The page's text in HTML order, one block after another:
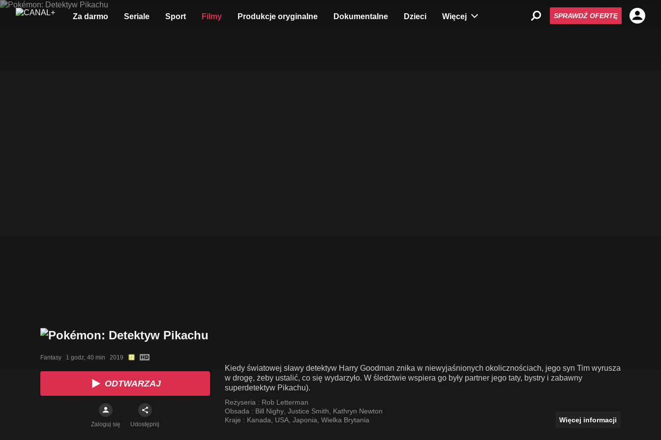
Za darmo Seriale Sport Filmy Produkcje oryginalne Dokumentalne Dzieci Więcej SPRAWDŹ OFERTĘ
Fantasy   1 godz, 40 min   2019
ODTWARZAJ
Zaloguj się Udostępnij
Kiedy światowej sławy detektyw Harry Goodman znika w niewyjaśnionych okolicznościach, jego syn Tim wyrusza
w drogę, żeby ustalić, co się wydarzyło. W śledztwie wspiera go były partner jego taty, bystry i zabawny
superdetektyw Pikachu).
Reżyseria : Rob Letterman
Obsada : Bill Nighy Justice Smith
Kathryn Newton
Kraje : Kanada USA Japonia Wielka Brytania Więcej informacji